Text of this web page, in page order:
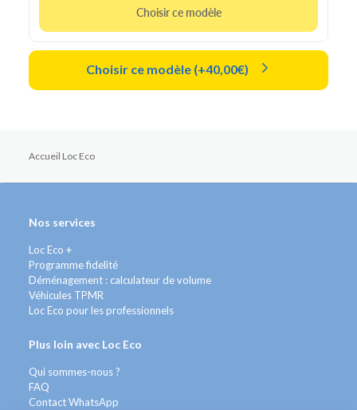
Choisir ce modèle
Choisir ce modèle (+40,00€)
Accueil Loc Eco
Nos services
Loc Eco +
Programme fidelité
Déménagement : calculateur de volume
Véhicules TPMR
Loc Eco pour les professionnels
Plus loin avec Loc Eco
Qui sommes-nous ?
FAQ
Contact WhatsApp